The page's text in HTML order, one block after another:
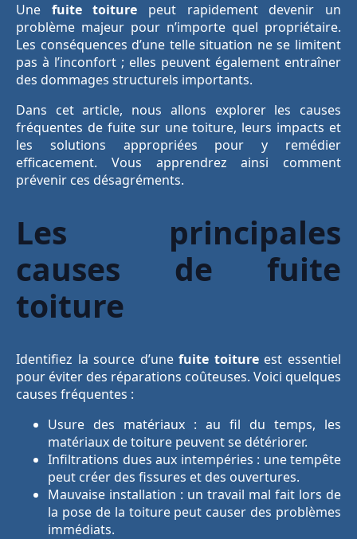
Une fuite toiture peut rapidement devenir un
problème majeur pour n’importe quel propriétaire.
Les conséquences d’une telle situation ne se limitent
pas à l’inconfort ; elles peuvent également entraîner
des dommages structurels importants.
Dans cet article, nous allons explorer les causes
fréquentes de fuite sur une toiture, leurs impacts et
les solutions appropriées pour y remédier
efficacement. Vous apprendrez ainsi comment
prévenir ces désagréments.
Les principales
causes de fuite
toiture
Identifiez la source d’unefuite toitureest essentiel
pour éviter des réparations coûteuses. Voici quelques
causes fréquentes :
Usure des matériaux : au fil du temps, les
matériaux de toiture peuvent se détériorer.
Infiltrations dues aux intempéries : une tempête
peut créer des fissures et des ouvertures.
Mauvaise installation : un travail mal fait lors de
la pose de la toiture peut causer des problèmes
immédiats.